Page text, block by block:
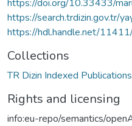
https://doi.org/10.33433/
https://search.trdizin.gov.tr/
https://hdl.handle.net/
Collections
TR Dizin Indexed Publications
Rights and licensing
info:eu-repo/semantics/